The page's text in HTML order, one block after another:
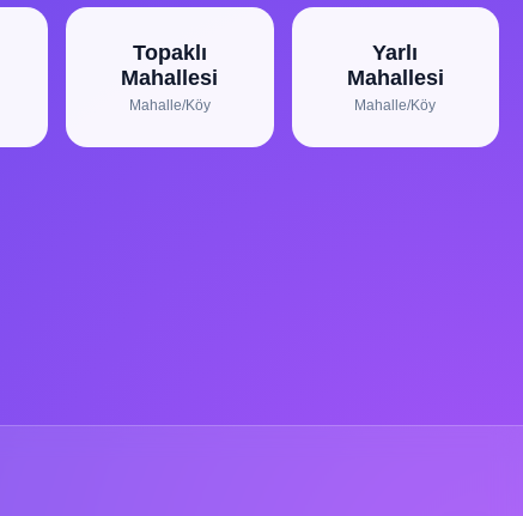
Topaklı
Mahallesi
Mahalle/Köy
Yarlı
Mahallesi
Mahalle/Köy